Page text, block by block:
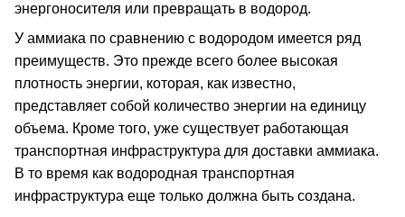
энергоносителя или превращать в водород.
У аммиака по сравнению с водородом имеется ряд
преимуществ. Это прежде всего более высокая
плотность энергии, которая, как известно,
представляет собой количество энергии на единицу
объема. Кроме того, уже существует работающая
транспортная инфраструктура для доставки аммиака.
В то время как водородная транспортная
инфраструктура еще только должна быть создана.